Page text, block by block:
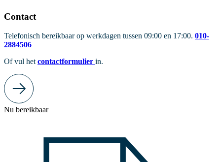
Contact
Telefonisch bereikbaar op werkdagen tussen 09:00 en 17:00. 010-
2884506
Of vul het contactformulier in.
Nu bereikbaar